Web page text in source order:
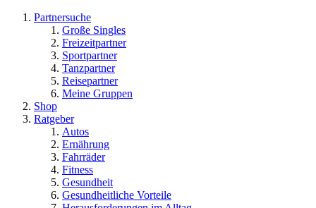
Partnersuche
Große Singles
Freizeitpartner
Sportpartner
Tanzpartner
Reisepartner
Meine Gruppen
Shop
Ratgeber
Autos
Ernährung
Fahrräder
Fitness
Gesundheit
Gesundheitliche Vorteile